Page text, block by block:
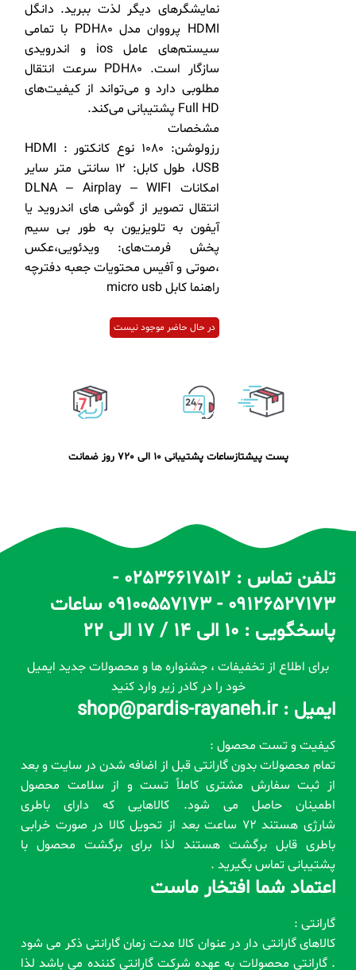
نمایشگرهای دیگر لذت ببرید. دانگل
HDMI پرووان مدل PDH80 با تمامی
سیستم‌های عامل ios و اندرویدی
سازگار است. PDH80 سرعت انتقال
مطلوبی دارد و می‌تواند از کیفیت‌های
Full HD پشتیبانی می‌کند.
مشخصات
رزولوشن: ۱۰۸۰ نوع کانکتور : HDMI
،USB طول کابل: ۱۲ سانتی متر سایر
امکانات DLNA – Airplay – WIFI
انتقال تصویر از گوشی های اندروید یا
آیفون به تلویزیون به طور بی سیم
پخش فرمت‌های: ویدئویی،عکس
،صوتی و آفیس محتویات جعبه دفترچه
راهنما کابل micro usb
در حال حاضر موجود نیست
پست پیشتازساعات پشتیبانی 10 الی 20 7 روز ضمانت
تلفن تماس : 02536617512 -
09126527173 - 09100557173 ساعات
پاسخگویی : 10 الی 14 / 17 الی 22
برای اطلاع از تخفیفات ، جشنواره ها و محصولات جدید ایمیل
خود را در کادر زیر وارد کنید
ایمیل : shop@pardis-rayaneh.ir
کیفیت و تست محصول :
تمام محصولات بدون گارانتی قبل از اضافه شدن در سایت و بعد
از ثبت سفارش مشتری کاملاً تست و از سلامت محصول
اطمینان حاصل می شود. کالاهایی که دارای باطری
شارژی هستند 72 ساعت بعد از تحویل کالا در صورت خرابی
باطری قابل برگشت هستند لذا برای برگشت محصول با
پشتیبانی تماس بگیرید .
اعتماد شما افتخار ماست
گارانتی :
کالاهای گارانتی دار در عنوان کالا مدت زمان گارانتی ذکر می شود
. گارانتی محصولات به عهده شرکت گارانتی کننده می باشد لذا